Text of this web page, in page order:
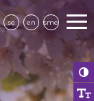
se en sme